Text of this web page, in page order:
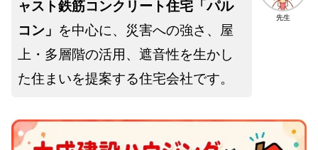
先生
ャスト鉄筋コンクリート住宅「パル
コン」 を中心に、災害への強さ、屋
上・多層階の活用、遮音性を生かし
た住まいを提案する住宅会社です。